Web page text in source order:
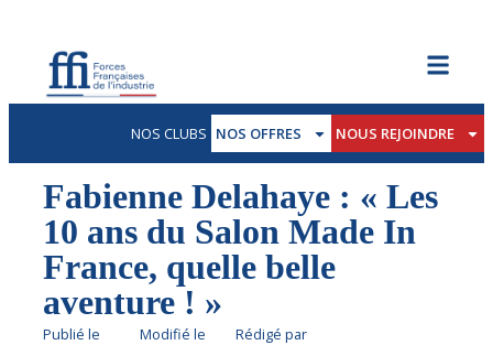
NOS CLUBS NOS OFFRES NOUS REJOINDRE
Fabienne Delahaye : « Les
10 ans du Salon Made In
France, quelle belle
aventure ! »
Publié le Modifié le Rédigé par